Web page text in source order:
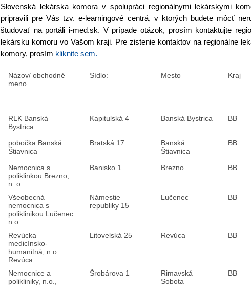
Slovenská lekárska komora v spolupráci regionálnymi lekárskymi
pripravili pre Vás tzv. e-learningové centrá, v ktorých budete môcť
študovať na portáli i-med.sk. V prípade otázok, prosím kontaktujte
lekársku komoru vo Vašom kraji. Pre zistenie kontaktov na regionálne
komory, prosím kliknite sem.
Názov/ obchodné
meno
Sídlo: Mesto Kraj
RLK Banská
Bystrica
Kapitulská 4 Banská Bystrica BB
pobočka Banská
Štiavnica
Bratská 17
Banská
Štiavnica
BB
Nemocnica s
poliklinkou Brezno,
n. o.
Banisko 1 Brezno BB
Všeobecná
nemocnica s
poliklinikou Lučenec
n.o.
Námestie
republiky 15
Lučenec BB
Revúcka
medicínsko-
humanitná, n.o.
Revúca
Litovelská 25 Revúca BB
Nemocnice a
polikliniky, n.o.,
Šrobárova 1
Rimavská
Sobota
BB